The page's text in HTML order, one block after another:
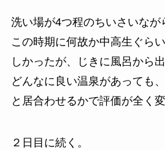
洗い場が4つ程のちいさいなが
この時期に何故か中高生ぐら
しかったが、じきに風呂から
どんなに良い温泉があっても
と居合わせるかで評価が全く
２日目に続く。